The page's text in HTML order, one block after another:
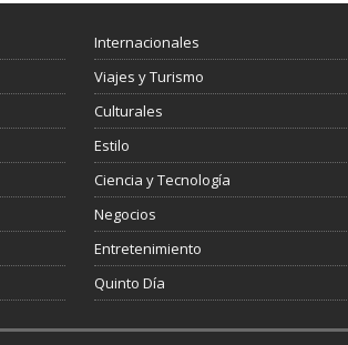
Internacionales
Viajes y Turismo
Culturales
Estilo
Ciencia y Tecnología
Negocios
Entretenimiento
Quinto Día